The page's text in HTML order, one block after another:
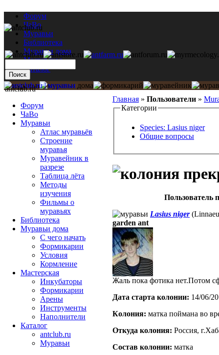
Форум
ЧаВо
Муравьи
Библиотека
Муравьи дома
Мастерская
Каталог
Главная » Пользователи »
Категории
Species: Lasius niger
Общие вопросы
Пользователь
Lasius niger
garden ant
Жаль пока фотика нет.Потом
Дата старта кoлонии: 14/06/
Кoлония: матка поймана во
Откуда кoлония: Россия,
Состав кoлонии: матка
antclub.ru
Форум
ЧаВо
Муравьи
Атлас муравьёв
Строение
муравья
Муравейник в
разрезе
Таблица лёта
Методы
изучения
Фильмы о
муравьях
Библиотека
Муравьи дома
С чего начать
Формикарии
Условия
Кормление
Мастерская
Инкубаторы
Формикарии
Арены
Инструменты
Наполнители
Каталог
antclub.ru
Муравьи